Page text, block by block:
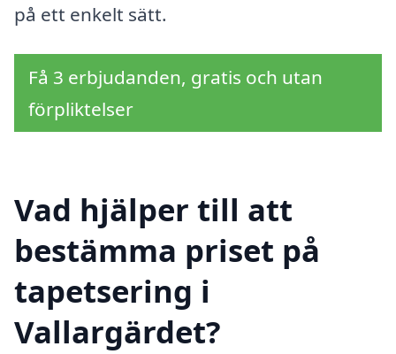
på ett enkelt sätt.
Få 3 erbjudanden, gratis och utan
förpliktelser
Vad hjälper till att
bestämma priset på
tapetsering i
Vallargärdet?